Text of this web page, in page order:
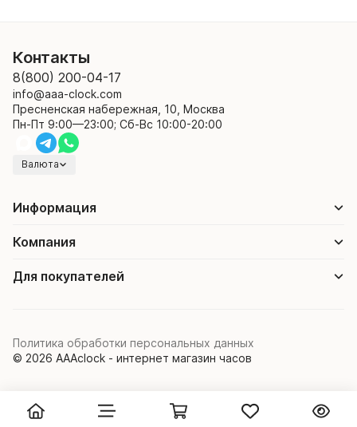
Контакты
8(800) 200-04-17
info@aaa-clock.com
Пресненская набережная, 10, Москва
Пн-Пт 9:00—23:00; Сб-Вс 10:00-20:00
Валюта
Информация
Компания
Для покупателей
© 2026 AAAclock - интернет магазин часов
Политика обработки персональных данных